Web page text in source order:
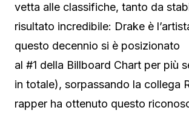
vetta alle classifiche, tanto da
risultato incredibile: Drake è
questo decennio si è posizionato
al #1 della Billboard Chart per più
in totale), sorpassando la collega
rapper ha ottenuto questo